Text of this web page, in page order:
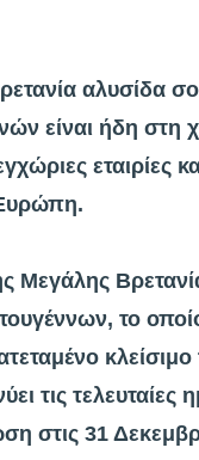
αλυσίδα
είναι ήδη
εταιρίες
το
τις τελευταίες
στις 31